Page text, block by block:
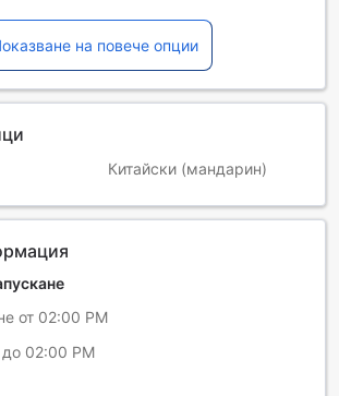
на повече опции
Китайски (мандарин)
от 02:00 PM
02:00 PM